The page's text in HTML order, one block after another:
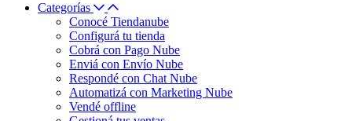
Categorías
Conocé Tiendanube
Configurá tu tienda
Cobrá con Pago Nube
Enviá con Envío Nube
Respondé con Chat Nube
Automatizá con Marketing Nube
Vendé offline